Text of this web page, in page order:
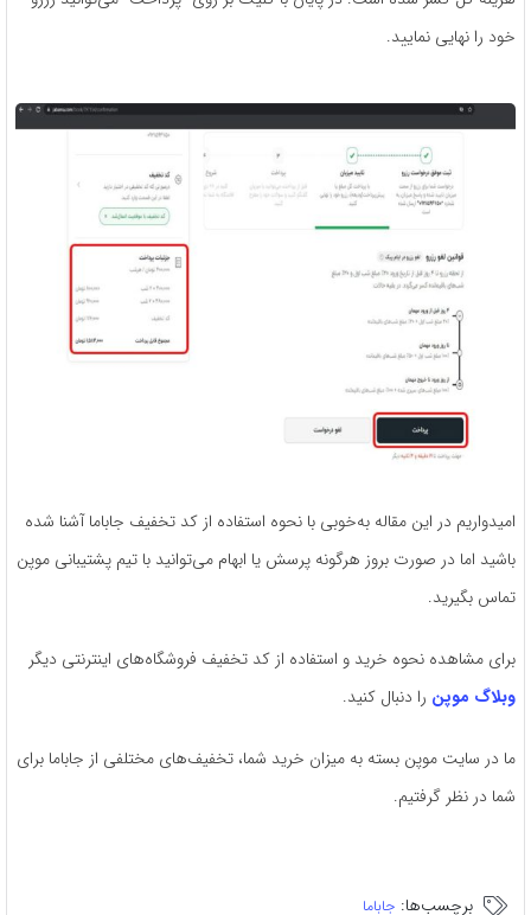
خود را نهایی نمایید.
امیدواریم در این مقاله به‌خوبی با نحوه استفاده از کد تخفیف جاباما آشنا شده
باشید اما در صورت بروز هرگونه پرسش یا ابهام می‌توانید با تیم پشتیبانی موپن
تماس بگیرید.
برای مشاهده نحوه خرید و استفاده از کد تخفیف فروشگاه‌های اینترنتی دیگر
وبلاگ موپن را دنبال کنید.
ما در سایت موپن بسته به میزان خرید شما، تخفیف‌های مختلفی از جاباما برای
شما در نظر گرفتیم.
برچسب‌ها: جاباما